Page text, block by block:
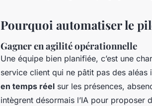
Pourquoi automatiser le
Gagner en agilité opérationnelle
Une équipe bien planifiée, c’est une
service client qui ne pâtit pas des
en temps réel sur les présences,
intègrent désormais l’IA pour proposer